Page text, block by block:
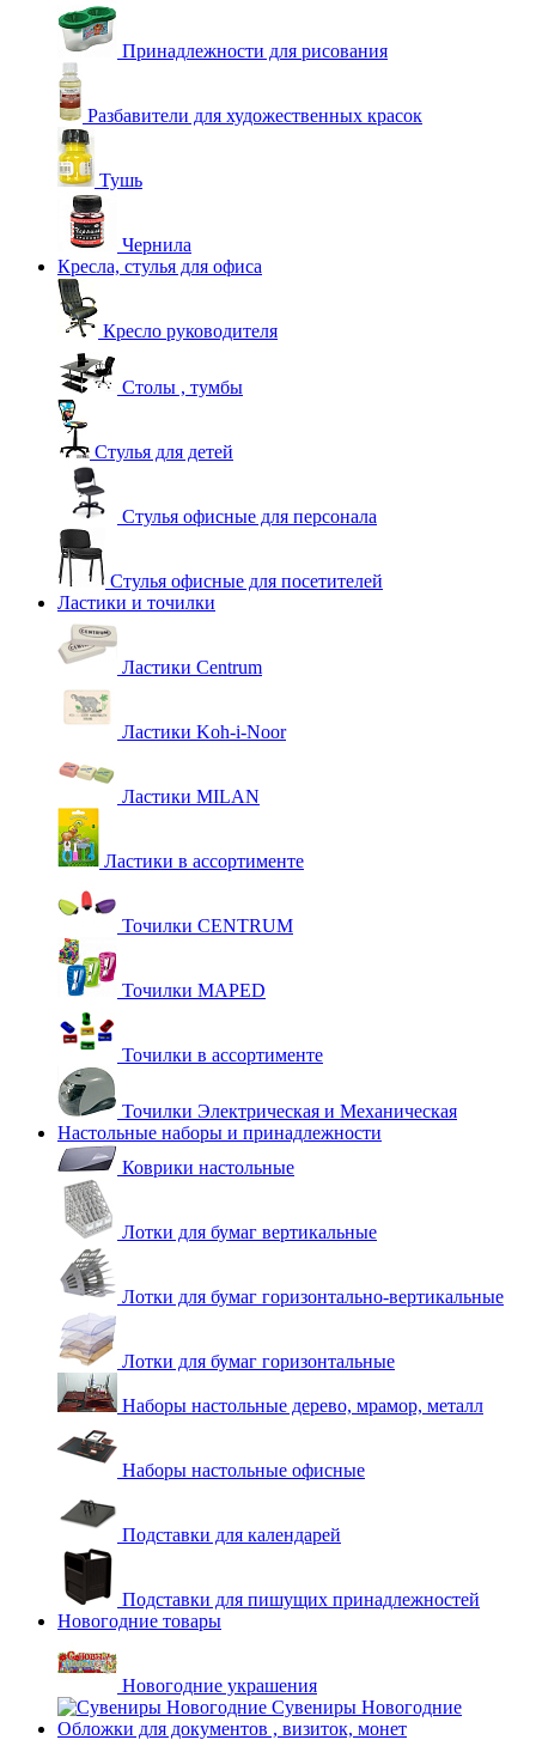
Принадлежности для рисования
Разбавители для художественных красок
Тушь
Чернила
Кресла, стулья для офиса
Кресло руководителя
Столы , тумбы
Стулья для детей
Стулья офисные для персонала
Стулья офисные для посетителей
Ластики и точилки
Ластики Centrum
Ластики Koh-i-Noor
Ластики MILAN
Ластики в ассортименте
Точилки CENTRUM
Точилки MAPED
Точилки в ассортименте
Точилки Электрическая и Механическая
Настольные наборы и принадлежности
Коврики настольные
Лотки для бумаг вертикальные
Лотки для бумаг горизонтально-вертикальные
Лотки для бумаг горизонтальные
Наборы настольные дерево, мрамор, металл
Наборы настольные офисные
Подставки для календарей
Подставки для пишущих принадлежностей
Новогодние товары
Новогодние украшения
Сувениры Новогодние
Обложки для документов , визиток, монет